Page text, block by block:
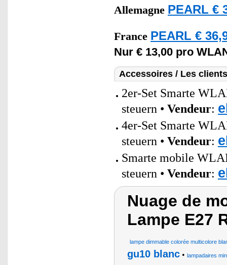
Allemagne PEARL €
France PEARL €
Nur € 13,00 pro
Accessoires / Les
2er-Set Smarte
steuern • Vendeur:
4er-Set Smarte
steuern • Vendeur:
Smarte mobile
steuern • Vendeur:
Nuage de
Lampe E27
lampe dimmable colorée multicolore
gu10 blanc • lampadaires